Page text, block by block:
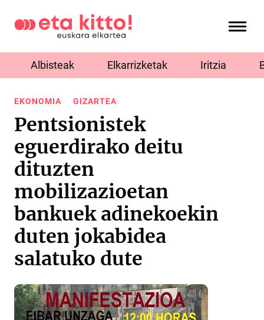
Albisteak Elkarrizketak Iritzia
EKONOMIA GIZARTEA
Pentsionistek
eguerdirako deitu
dituzten
mobilizazioetan
bankuek adinekoekin
duten jokabidea
salatuko dute